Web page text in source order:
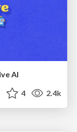
AI
4 2.4k